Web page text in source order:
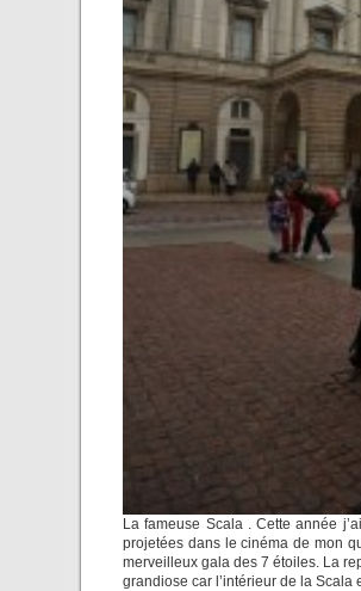
La fameuse Scala . Cette année
projetées dans le cinéma de mon
merveilleux gala des 7 étoiles. La
grandiose car l’intérieur de la Scala